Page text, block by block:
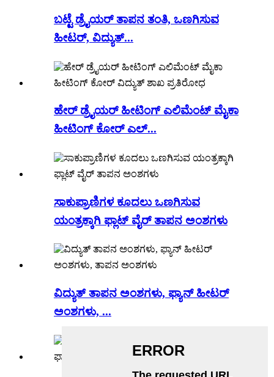
ಬಟ್ಟೆ ಡ್ರೈಯರ್ ತಾಪನ ತಂತಿ, ಒಣಗಿಸುವ
ಹೀಟರ್, ವಿದ್ಯುತ್...
ಹೇರ್ ಡ್ರೈಯರ್ ಹೀಟಿಂಗ್ ಎಲಿಮೆಂಟ್ ಮೈಕಾ
ಹೀಟಿಂಗ್ ಕೋರ್ ಎಲ್...
ಸಾಕುಪ್ರಾಣಿಗಳ ಕೂದಲು ಒಣಗಿಸುವ
ಯಂತ್ರಕ್ಕಾಗಿ ಫ್ಲಾಟ್ ವೈರ್ ತಾಪನ ಅಂಶಗಳು
ವಿದ್ಯುತ್ ತಾಪನ ಅಂಶಗಳು, ಫ್ಯಾನ್ ಹೀಟರ್
ಅಂಶಗಳು, ...